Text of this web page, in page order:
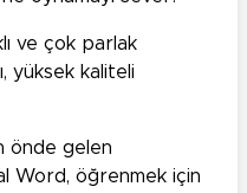
ve çok parlak
yüksek kaliteli
önde gelen
Word, öğrenmek için